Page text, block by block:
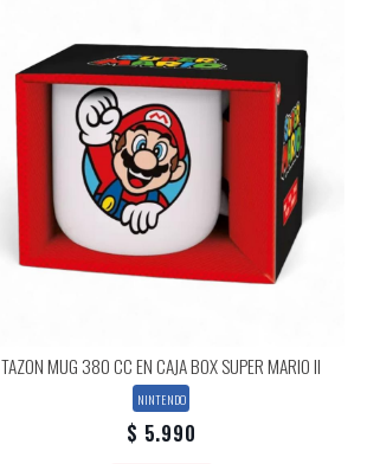
TAZON MUG 380 CC EN CAJA BOX SUPER MARIO II
NINTENDO
$ 5.990